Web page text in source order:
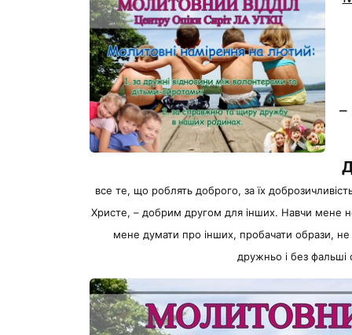
–
все те, що роблять доброго, за їх
Христе, – добрим другом для інших. Навчи мене
мене думати про інших, пробачати образи,
дружньо і без фальші